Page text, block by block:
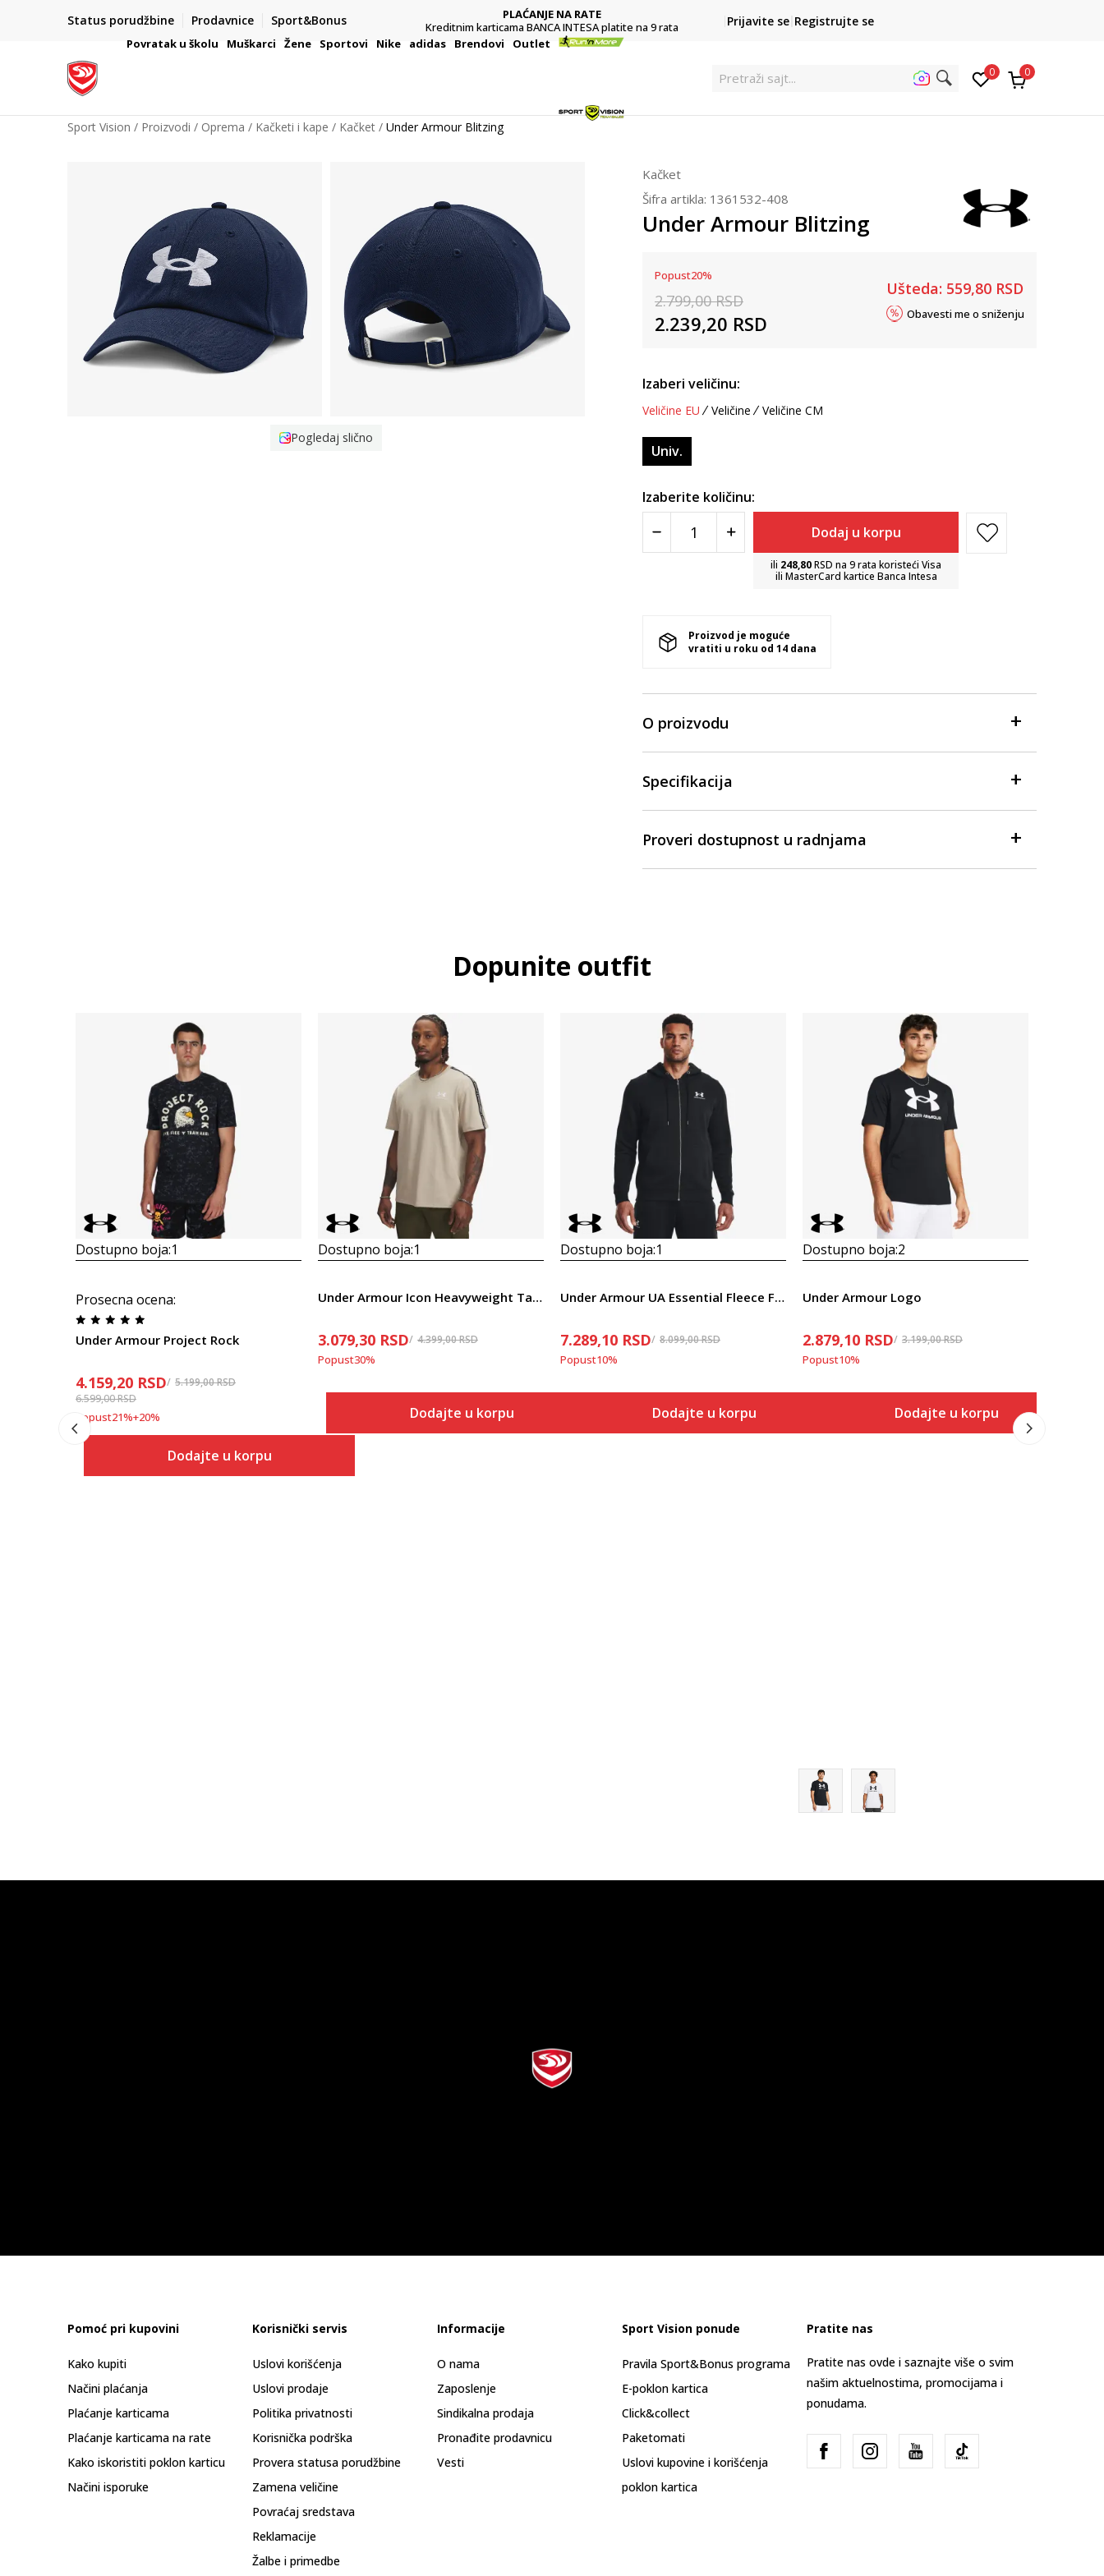
Status porudžbine Prodavnice Sport&Bonus
VAŽNO OBAVEŠTENJE ZA POTROŠAČE
PLAĆANJE NA RATE
Kreditnim karticama BANCA INTESA platite na 9 rata
POZOVITE NAS
011 422 1422
Prijavite se Registrujte se
Povratak u školu Muškarci Žene Sportovi Nike adidas Brendovi Outlet
Pre 0 0
Sport Vision Proizvodi Oprema Kačketi i kape Kačket Under Armour Blitzing
Pogledaj slično
Kačket
Šifra artikla: 1361532-408
Under Armour Blitzing
Popust20%
2.799,00 RSD
2.239,20 RSD
Ušteda: 559,80 RSD
Obavesti me o sniženju
Izaberi veličinu:
Veličine EU Veličine Veličine CM
Univ.
Izaberite količinu:
Dodaj u korpu
ili 248,80RSD na 9 rata koristeći Visa
ili MasterCard kartice Banca Intesa
Proizvod je moguće
vratiti u roku od 14 dana
O proizvodu
Specifikacija
Proveri dostupnost u radnjama
Dopunite outfit
Dostupno boja:1
Prosecna ocena:
Under Armour Project Rock
4.159,20 RSD 5.199,00RSD
6.599,00RSD
Popust21%+20%
Dodajte u korpu
Dostupno boja:1
Under Armour Icon Heavyweight Taping
3.079,30 RSD 4.399,00RSD
Popust30%
Dodajte u korpu
Dostupno boja:1
Under Armour UA Essential Fleece FZ Hood
7.289,10 RSD 8.099,00RSD
Popust10%
Dodajte u korpu
Dostupno boja:2
Under Armour Logo
2.879,10 RSD 3.199,00RSD
Popust10%
Dodajte u korpu
Pomoć pri kupovini
Kako kupiti
Načini plaćanja
Plaćanje karticama
Plaćanje karticama na rate
Kako iskoristiti poklon karticu
Načini isporuke
Korisnički servis
Uslovi korišćenja
Uslovi prodaje
Politika privatnosti
Korisnička podrška
Provera statusa porudžbine
Zamena veličine
Povraćaj sredstava
Reklamacije
Žalbe i primedbe
Informacije
O nama
Zaposlenje
Sindikalna prodaja
Pronađite prodavnicu
Vesti
Sport Vision ponude
Pravila Sport&Bonus programa
E-poklon kartica
Click&collect
Paketomati
Uslovi kupovine i korišćenja
poklon kartica
Pratite nas
Pratite nas ovde i saznajte više o svim
našim aktuelnostima, promocijama i
ponudama.